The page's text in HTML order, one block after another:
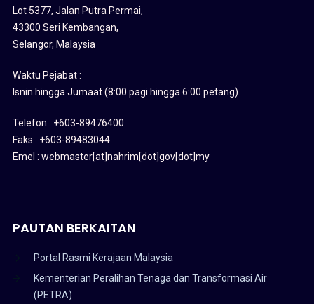
Lot 5377, Jalan Putra Permai,
43300 Seri Kembangan,
Selangor, Malaysia
Waktu Pejabat :
Isnin hingga Jumaat (8:00 pagi hingga 6:00 petang)
Telefon : +603-89476400
Faks : +603-89483044
Emel : webmaster[at]nahrim[dot]gov[dot]my
PAUTAN BERKAITAN
Portal Rasmi Kerajaan Malaysia
Kementerian Peralihan Tenaga dan Transformasi Air
(PETRA)